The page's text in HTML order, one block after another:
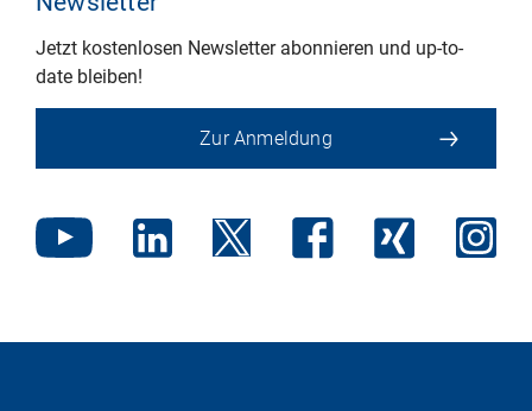
Jetzt kostenlosen Newsletter abonnieren und up-to-
date bleiben!
Zur Anmeldung